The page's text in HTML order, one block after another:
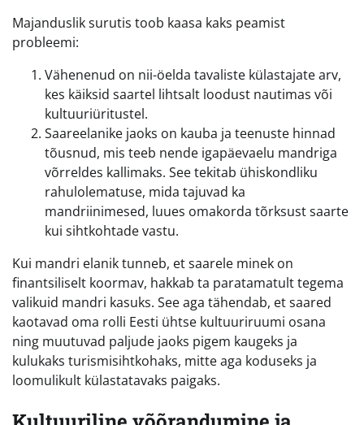
Majanduslik surutis toob kaasa kaks peamist
probleemi:
Vähenenud on nii-öelda tavaliste külastajate arv,
kes käiksid saartel lihtsalt loodust nautimas või
kultuuriüritustel.
Saareelanike jaoks on kauba ja teenuste hinnad
tõusnud, mis teeb nende igapäevaelu mandriga
võrreldes kallimaks. See tekitab ühiskondliku
rahulolematuse, mida tajuvad ka
mandriinimesed, luues omakorda tõrksust saarte
kui sihtkohtade vastu.
Kui mandri elanik tunneb, et saarele minek on
finantsiliselt koormav, hakkab ta paratamatult tegema
valikuid mandri kasuks. See aga tähendab, et saared
kaotavad oma rolli Eesti ühtse kultuuriruumi osana
ning muutuvad paljude jaoks pigem kaugeks ja
kulukaks turismisihtkohaks, mitte aga koduseks ja
loomulikult külastatavaks paigaks.